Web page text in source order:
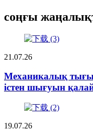
соңғы
21.07.26
Механикалық
істен шығуын
19.07.26